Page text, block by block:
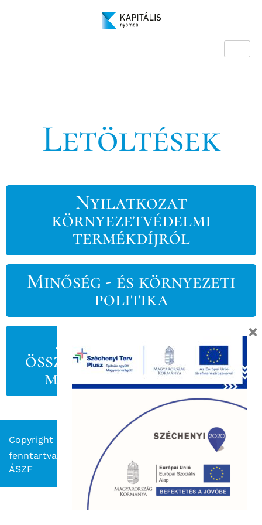
Letöltések
Nyilatkozat
környezetvédelmi
termékdíjról
Minőség - és környezeti
politika
Anyagszükséglet
összehasonlítás vágott
méret tekintetében
Copyright © 2023 Kapitális Nyomda. Minden jog
fenntartva.
ÁSZF
×